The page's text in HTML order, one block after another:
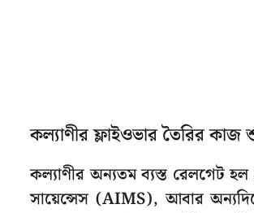
কল্যাণীর ফ্লাইওভার তৈরির
কল্যাণীর অন্যতম ব্যস্ত রেলগেট
সায়েন্সেস (AIMS), আবার